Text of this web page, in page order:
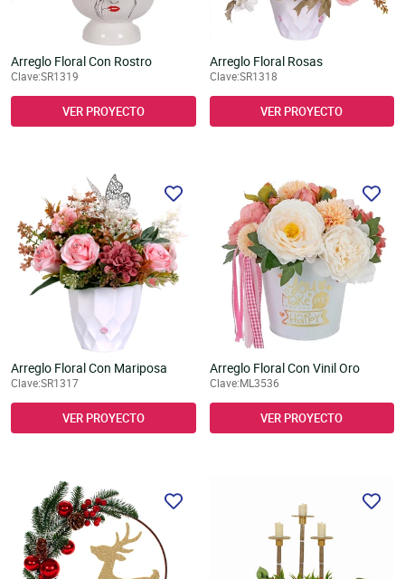
Arreglo Floral Con Rostro
Clave:SR1319
VER PROYECTO
Arreglo Floral Rosas
Clave:SR1318
VER PROYECTO
Arreglo Floral Con Mariposa
Clave:SR1317
VER PROYECTO
Arreglo Floral Con Vinil Oro
Clave:ML3536
VER PROYECTO